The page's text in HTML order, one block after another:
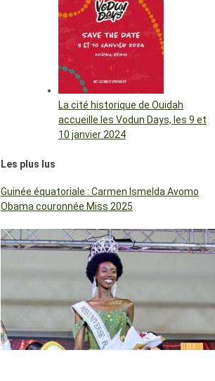
La cité historique de Ouidah
accueille les Vodun Days, les 9 et
10 janvier 2024
Les plus lus
Guinée équatoriale : Carmen Ismelda Avomo
Obama couronnée Miss 2025